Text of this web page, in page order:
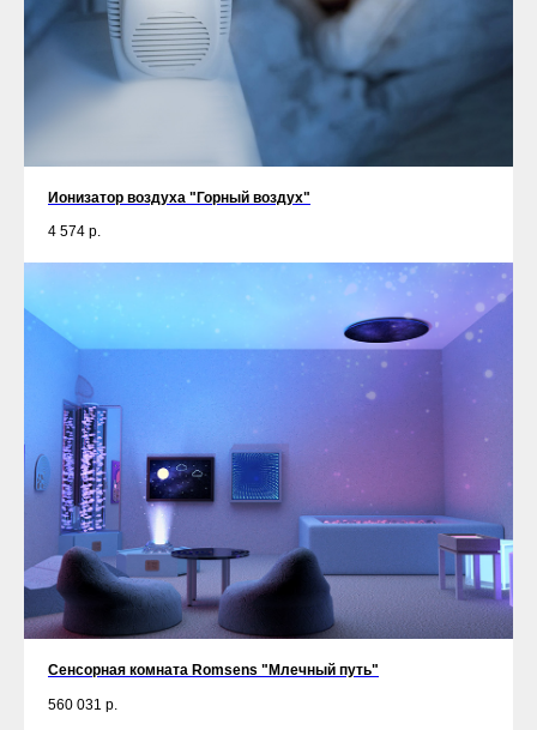
Ионизатор воздуха "Горный воздух"
4 574 р.
Сенсорная комната Romsens "Млечный путь"
560 031 р.